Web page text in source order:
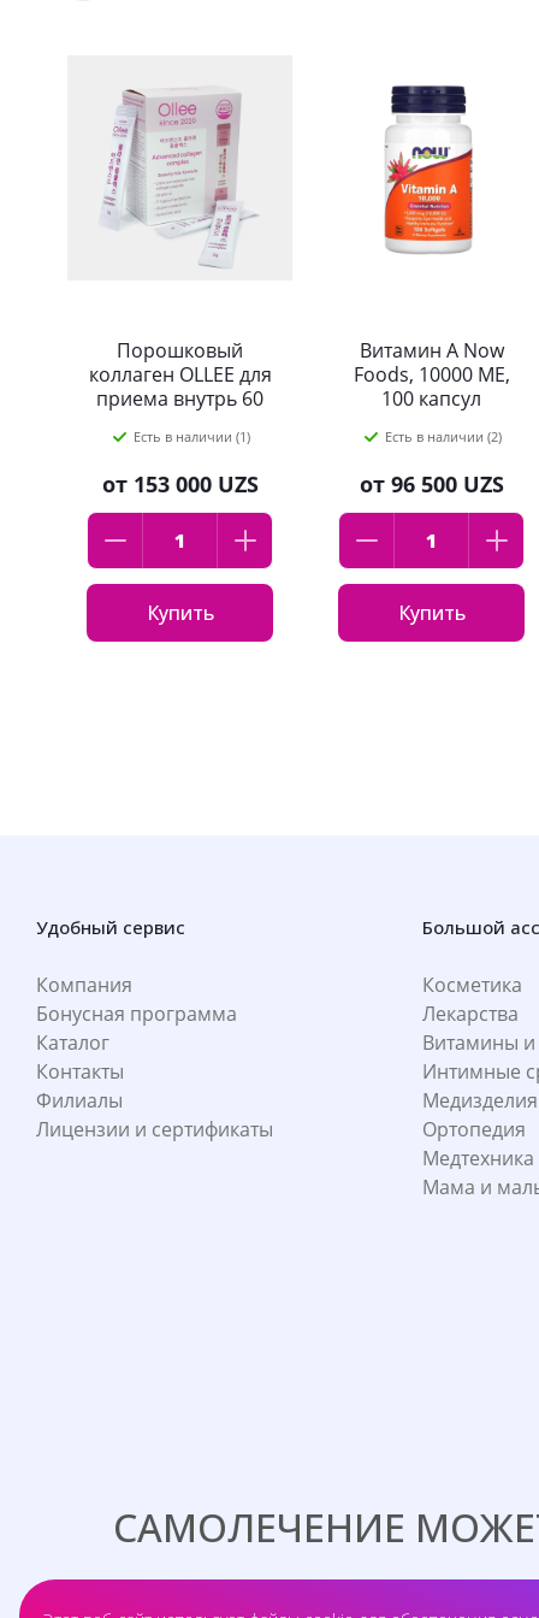
Порошковый
коллаген OLLEE для
приема внутрь 60
Есть в наличии (1)
от 153 000 UZS
Купить
Витамин А Now
Foods, 10000 МЕ,
100 капсул
Есть в наличии (2)
от 96 500 UZS
Купить
Удобный сервис
Компания
Бонусная программа
Каталог
Контакты
Филиалы
Лицензии и сертификаты
Большой
Косметика
Лекарства
Витамины
Интимные
Медизделия
Ортопедия
Медтехника
Мама и
САМОЛЕЧЕНИЕ